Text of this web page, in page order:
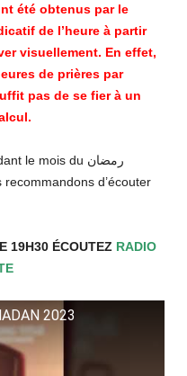
été obtenus par le
de l’heure à partir
visuellement. En effet,
de prières par
pas de se fier à un
Pour profiter de votre temps pendant le mois du رمضان
d’écouter
19H30 ÉCOUTEZ RADIO
2023